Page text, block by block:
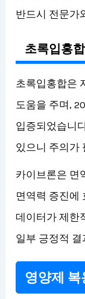
반드시 전문가
초록입홍
초록입홍합은
도움을 주며,
입증되었습니
있으니 주의가
카이브론은 면
면역력 증진에
데이터가 제한
일부 긍정적
영양제